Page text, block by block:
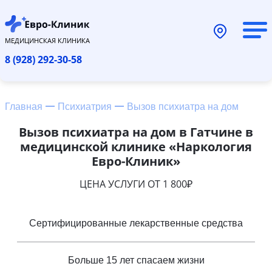
МЕДИЦИНСКАЯ КЛИНИКА
8 (928) 292-30-58
Главная Психиатрия Вызов психиатра на дом
Вызов психиатра на дом в Гатчине в
медицинской клинике «Наркология
Евро-Клиник»
ЦЕНА УСЛУГИ ОТ 1 800₽
Сертифицированные лекарственные средства
Больше 15 лет спасаем жизни